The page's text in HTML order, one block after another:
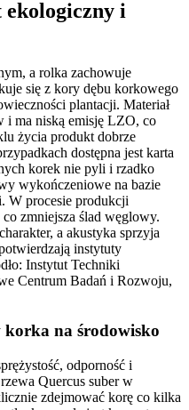
i
a rolka zachowuje
się z kory dębu korkowego
plantacji. Materiał
i ma niską emisję LZO, co
życia produkt dobrze
dostępna jest karta
korek nie pyli i rzadko
wykończeniowe na bazie
W procesie produkcji
zmniejsza ślad węglowy.
a akustyka sprzyja
instytuty
Instytut Techniki
Centrum Badań i Rozwoju,
korka na środowisko
odporność i
Quercus suber w
zdejmować korę co kilka